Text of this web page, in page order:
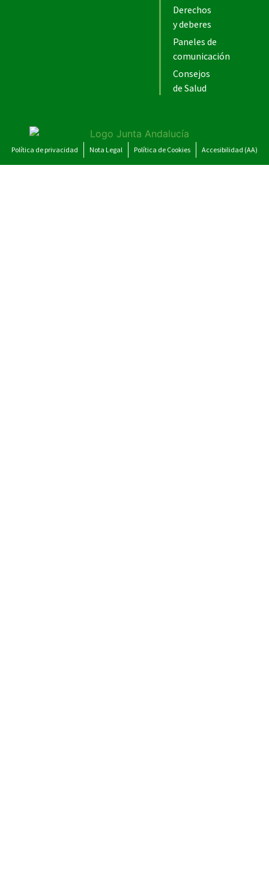
Derechos
y deberes
Paneles de
comunicación
Consejos
de Salud
Política de privacidad Nota Legal Política de Cookies Accesibilidad (AA)